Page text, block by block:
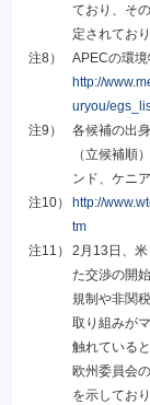
ており、そ
定されてお
注8）
APECの環
http://
uryou/
注9）
各候補の出
（立候補順
ンド、ケニ
注10）
http://
tm
注11）
2月13日、
た交渉の開
規制や非関
取り組みが
触れている
欧州委員会
を示してお